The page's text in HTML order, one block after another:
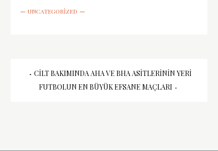
UNCATEGORIZED
Yazı
CILT BAKIMINDA AHA VE BHA ASITLERININ YERI
FUTBOLUN EN BÜYÜK EFSANE MAÇLARI